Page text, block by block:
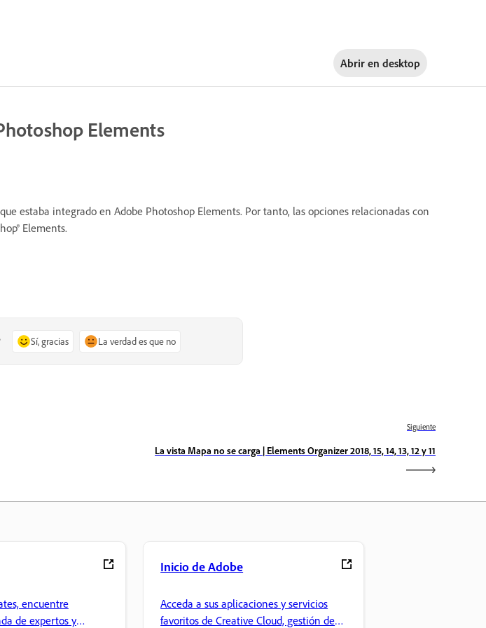
Abrir en desktop
Elements
estaba integrado en Adobe Photoshop Elements. Por tanto, las opciones relacionadas con
Elements.
Sí, gracias La verdad es que no
Siguiente
La vista Mapa no se carga | Elements Organizer 2018, 15, 14, 13, 12 y 11
encuentre
de expertos y
Inicio de Adobe
Acceda a sus aplicaciones y servicios
favoritos de Creative Cloud, gestión de